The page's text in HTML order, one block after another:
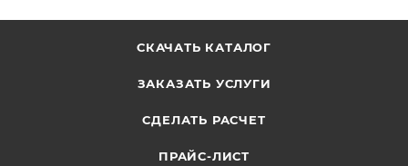
СКАЧАТЬ КАТАЛОГ
ЗАКАЗАТЬ УСЛУГИ
СДЕЛАТЬ РАСЧЕТ
ПРАЙС-ЛИСТ